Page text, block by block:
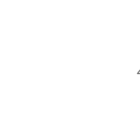
4371